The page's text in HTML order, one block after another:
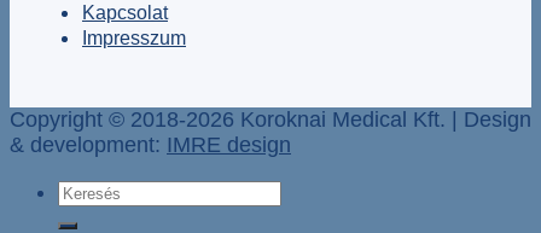
Kapcsolat
Impresszum
Copyright © 2018-2026 Koroknai Medical Kft. | Design
& development: IMRE design
Keresés